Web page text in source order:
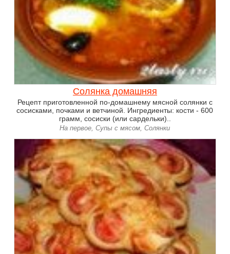
Солянка домашняя
Рецепт приготовленной по-домашнему мясной солянки с
сосисками, почками и ветчиной. Ингредиенты: кости - 600
грамм, сосиски (или сардельки)..
На первое, Супы с мясом, Солянки